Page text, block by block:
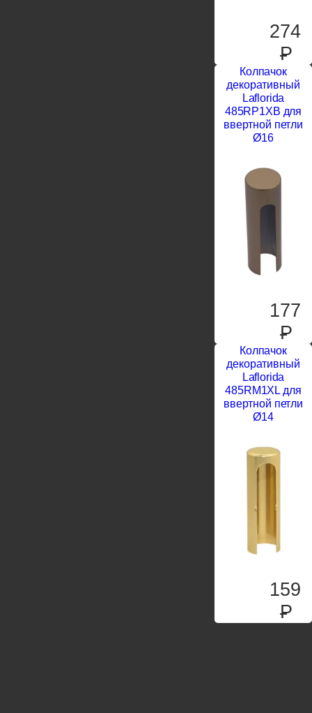
274
P
Колпачок
декоративный
Laflorida
485RP1XB для
ввертной петли
Ø16
177
P
Колпачок
декоративный
Laflorida
485RM1XL для
ввертной петли
Ø14
159
P